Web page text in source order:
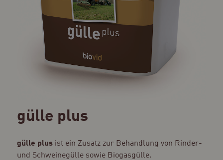
gülle plus
gülle plusist ein Zusatz zur Behandlung von Rinder-
und Schweinegülle sowie Biogasgülle.